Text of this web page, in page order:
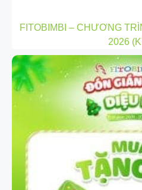
FITOBIMBI – CHƯƠNG
2026